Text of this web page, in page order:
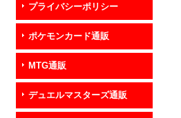
プライバシーポリシー
ポケモンカード通販
MTG通販
デュエルマスターズ通販